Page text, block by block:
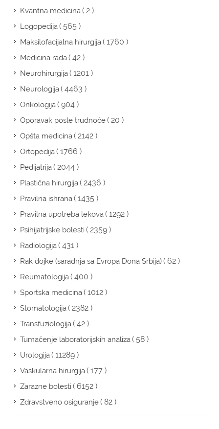
Kvantna medicina( 2 )
Logopedija( 565 )
Maksilofacijalna hirurgija( 1760 )
Medicina rada( 42 )
Neurohirurgija( 1201 )
Neurologija( 4463 )
Onkologija( 904 )
Oporavak posle trudnoće( 20 )
Opšta medicina( 2142 )
Ortopedija( 1766 )
Pedijatrija( 2044 )
Plastična hirurgija( 2436 )
Pravilna ishrana( 1435 )
Pravilna upotreba lekova( 1292 )
Psihijatrijske bolesti( 2359 )
Radiologija( 431 )
Rak dojke (saradnja sa Evropa Dona Srbija)( 62 )
Reumatologija( 400 )
Sportska medicina( 1012 )
Stomatologija( 2382 )
Transfuziologija( 42 )
Tumačenje laboratorijskih analiza( 58 )
Urologija( 11289 )
Vaskularna hirurgija( 177 )
Zarazne bolesti( 6152 )
Zdravstveno osiguranje( 82 )